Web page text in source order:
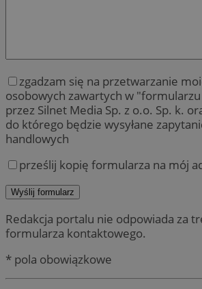
zgadzam się na przetwarzanie
osobowych zawartych w
przez Silnet Media Sp. z o.o. Sp. k.
do którego będzie wysyłane
handlowych
prześlij kopię formularza na mój
Redakcja portalu nie odpowiada za
formularza kontaktowego.
* pola obowiązkowe